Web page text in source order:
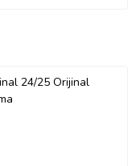
24/25 Orijinal